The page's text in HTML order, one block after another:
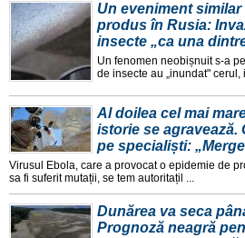
Un eveniment
produs în Rusia:
insecte „ca una
Un fenomen neobișnuit s-a
de insecte au „inundat"
Al doilea cel mai
istorie se agravează.
pe specialiști:
Virusul Ebola, care a provocat o epidemie de
sa fi suferit mutații, se tem autoritațil ...
Dunărea va seca
Prognoză neagră